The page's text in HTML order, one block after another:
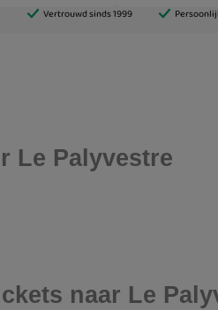
Le Palyvestre
naar Le